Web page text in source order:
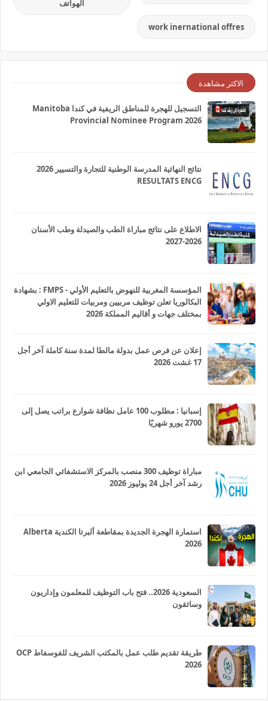
الهواتف
work inernational offres
الاكثر مشاهدة
التسجيل للهجرة للمناطق الريفية في كندا Manitoba
Provincial Nominee Program 2026
نتائج النهائية المدرسة الوطنية للتجارة والتسيير 2026
RESULTATS ENCG
الاطلاع على نتائج مباراة الطب والصيدلة وطب الأسنان
2026-2027
المؤسسة المغربية للنهوض بالتعليم الأولي - FMPS : بشهادة
البكالوريا تعلن توظيف مربيين ومربيات للتعليم الاولي
بمختلف جهات و أقاليم المملكة 2026
إعلان عن فرص عمل بدولة مالطا لمدة سنة كاملة آخر أجل
17 غشت 2026
إسبانيا : مطلوب 100 عامل نظافة شوارع براتب يصل إلى
2700 يورو شهريًا
مباراة توظيف 300 منصب بالمركز الاستشفائي الجامعي ابن
رشد آخر أجل 24 يوليوز 2026
استمارة الهجرة الجديدة بمقاطعة ألبرتا الكندية Alberta
2026
السعودية 2026.. فتح باب التوظيف للمعلمون وإداريون
وسائقون
طريقة تقديم طلب عمل بالمكتب الشريف للفوسفاط OCP
2026